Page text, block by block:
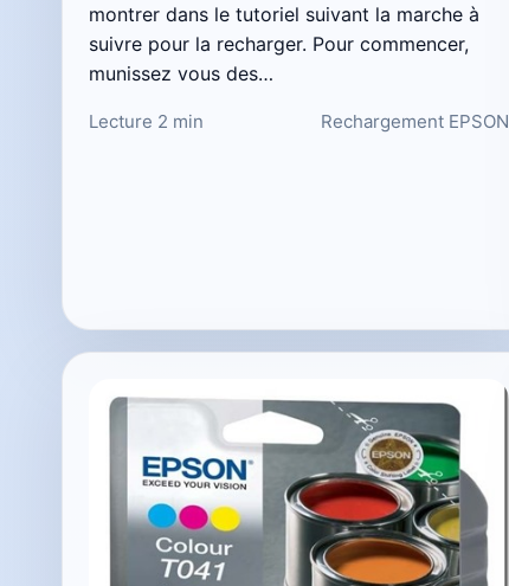
montrer dans le tutoriel suivant la marche à
suivre pour la recharger. Pour commencer,
munissez vous des…
Lecture 2 min Rechargement EPSON